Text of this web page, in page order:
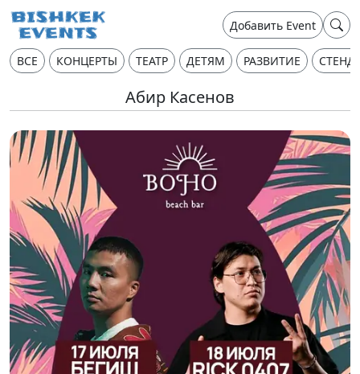
Добавить Event
ВСЕ КОНЦЕРТЫ ТЕАТР ДЕТЯМ РАЗВИТИЕ
Абир Касенов